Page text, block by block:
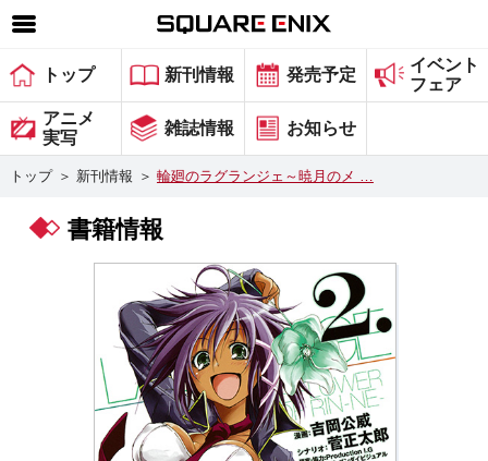
SQUARE ENIX 公式サイトメニュー
ゲーム
マガジン＆ブックス
グッズ
会社情報 採用情報
トップ 新刊情報 発売予定
イベント
フェア
アニメ
実写
雑誌情報 お知らせ
トップ ＞ 新刊情報 ＞ 輪廻のラグランジェ～暁月のメ …
書籍情報